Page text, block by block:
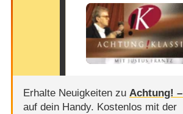
Erhalte Neuigkeiten zu Achtung!
auf dein Handy. Kostenlos mit der